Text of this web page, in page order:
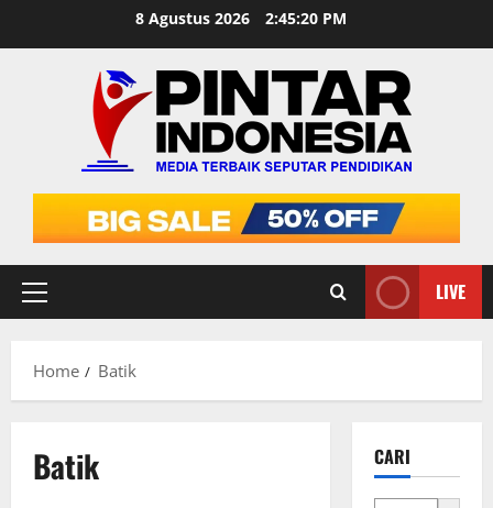
8 Agustus 2026 2:45:21 PM
Primary
LIVE
Home Batik
Batik CARI